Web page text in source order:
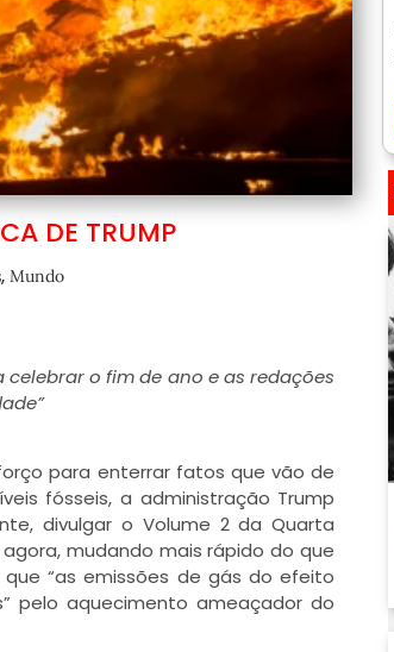
DE TRUMP
, Mundo
o fim de ano e as redações
para enterrar fatos que vão de
fósseis, a administração Trump
divulgar o Volume 2 da Quarta
mudando mais rápido do que
“as emissões de gás do efeito
pelo aquecimento ameaçador do